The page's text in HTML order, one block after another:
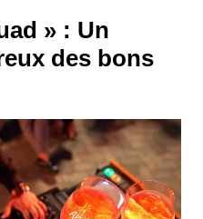
» : Un
des bons